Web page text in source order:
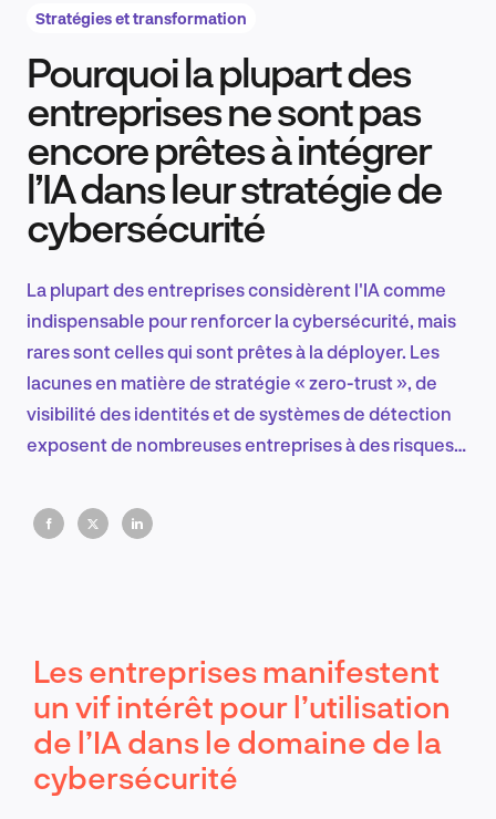
Recherche et conception produit
Tendances sectorielles
FR
Stratégies et transformation
Pourquoi la plupart des
entreprises ne sont pas
encore prêtes à intégrer
l’IA dans leur stratégie de
cybersécurité
La plupart des entreprises considèrent l'IA comme
indispensable pour renforcer la cybersécurité, mais
rares sont celles qui sont prêtes à la déployer. Les
lacunes en matière de stratégie « zero-trust », de
visibilité des identités et de systèmes de détection
exposent de nombreuses entreprises à des risques,
non l'enthousiasme, qui devient le critère
déterminant de la maturité en matière de sécurité.
Les entreprises manifestent
un vif intérêt pour l’utilisation
de l’IA dans le domaine de la
cybersécurité